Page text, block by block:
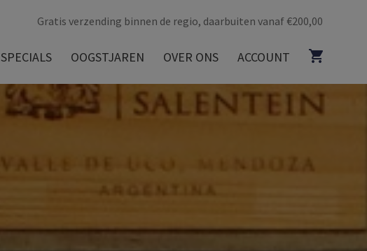
Gratis verzending binnen de regio, daarbuiten vanaf €200,00
SPECIALS OOGSTJAREN OVER ONS ACCOUNT